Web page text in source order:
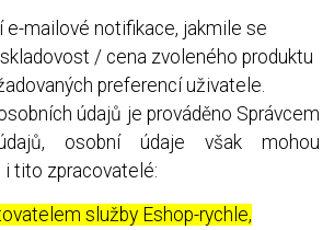
e-mailové notifikace, jakmile se
/ cena zvoleného produktu
preferencí uživatele.
údajů je prováděno Správcem
osobní údaje však mohou
i tito zpracovatelé:
služby Eshop-rychle,